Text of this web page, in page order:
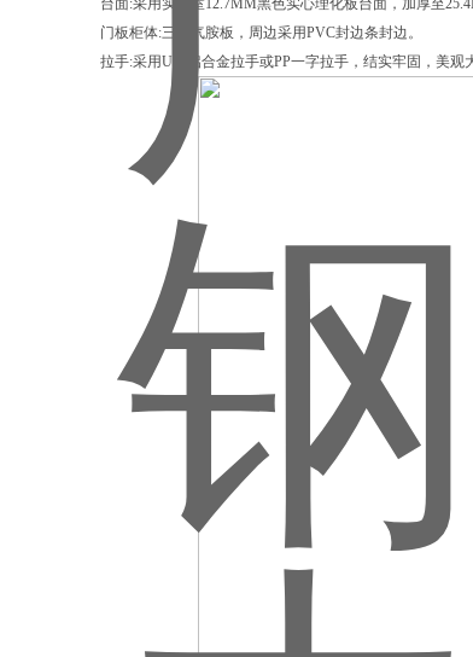
台面:采用实验室12.7MM黑色实心理化板台面，加厚至
门板柜体:三聚气胺板，周边采用PVC封边条封边。
拉手:采用U型铝合金拉手或PP一字拉手，结实牢固，美观